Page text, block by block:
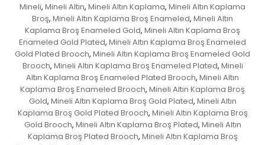
Mineli, Mineli Altın, Mineli Altın Kaplama, Mineli Altın Kaplama
Broş, Mineli Altın Kaplama Broş Enameled, Mineli Altın
Kaplama Broş Enameled Gold, Mineli Altın Kaplama Broş
Enameled Gold Plated, Mineli Altın Kaplama Broş Enameled
Gold Plated Brooch, Mineli Altın Kaplama Broş Enameled Gold
Brooch, Mineli Altın Kaplama Broş Enameled Plated, Mineli
Altın Kaplama Broş Enameled Plated Brooch, Mineli Altın
Kaplama Broş Enameled Brooch, Mineli Altın Kaplama Broş
Gold, Mineli Altın Kaplama Broş Gold Plated, Mineli Altın
Kaplama Broş Gold Plated Brooch, Mineli Altın Kaplama Broş
Gold Brooch, Mineli Altın Kaplama Broş Plated, Mineli Altın
Kaplama Broş Plated Brooch, Mineli Altın Kaplama Broş